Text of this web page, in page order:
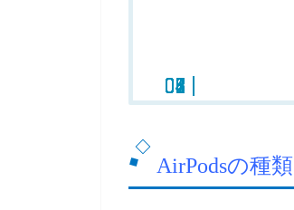
AirPodsの種類